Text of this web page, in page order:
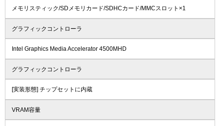
メモリスティック/SDメモリカード/SDHCカード/MMCスロット×1
グラフィックコントローラ
Intel Graphics Media Accelerator 4500MHD
グラフィックコントローラ
[実装形態] チップセットに内蔵
VRAM容量